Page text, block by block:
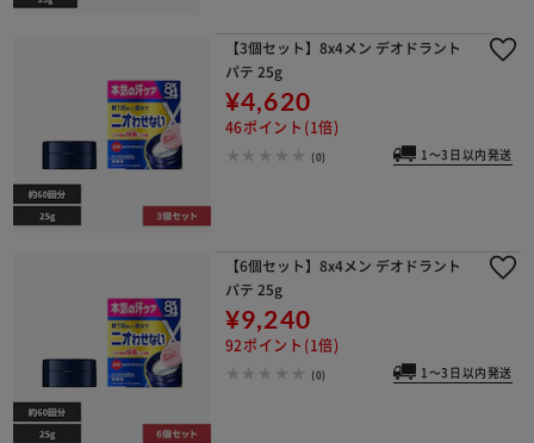
【3個セット】8x4メン デオドラント
パテ 25g
¥4,620
46ポイント(1倍)
(0) 1～3日以内発送
【6個セット】8x4メン デオドラント
パテ 25g
¥9,240
92ポイント(1倍)
(0) 1～3日以内発送